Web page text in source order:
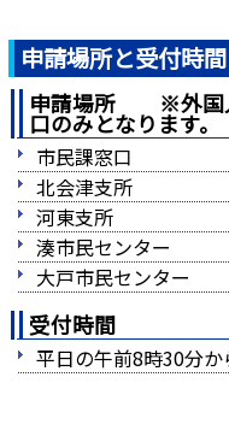
申請場所と受付時間
申請場所 ※外国人
口のみとなります。
市民課窓口
北会津支所
河東支所
湊市民センター
大戸市民センター
受付時間
平日の午前8時30分